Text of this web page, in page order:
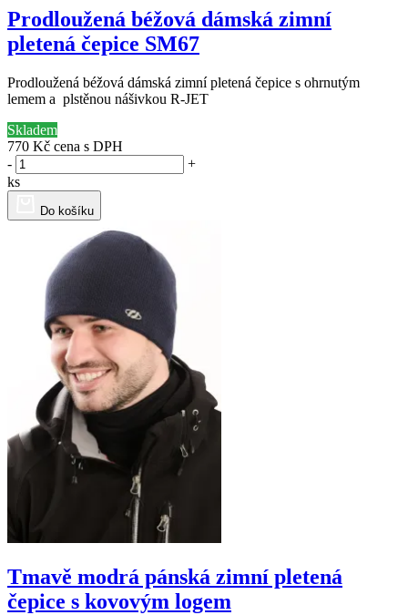
Prodloužená béžová dámská zimní
pletená čepice SM67
Prodloužená béžová dámská zimní pletená čepice s ohrnutým
lemem a plstěnou nášivkou R-JET
Skladem
770 Kč cena s DPH
-
+
ks
Do košíku
Tmavě modrá pánská zimní pletená
čepice s kovovým logem